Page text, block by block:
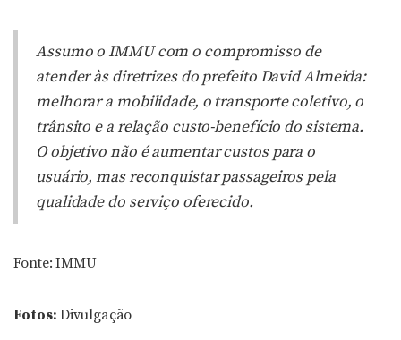
Assumo o IMMU com o compromisso de
atender às diretrizes do prefeito David Almeida:
melhorar a mobilidade, o transporte coletivo, o
trânsito e a relação custo-benefício do sistema.
O objetivo não é aumentar custos para o
usuário, mas reconquistar passageiros pela
qualidade do serviço oferecido.
Fonte: IMMU
Fotos: Divulgação